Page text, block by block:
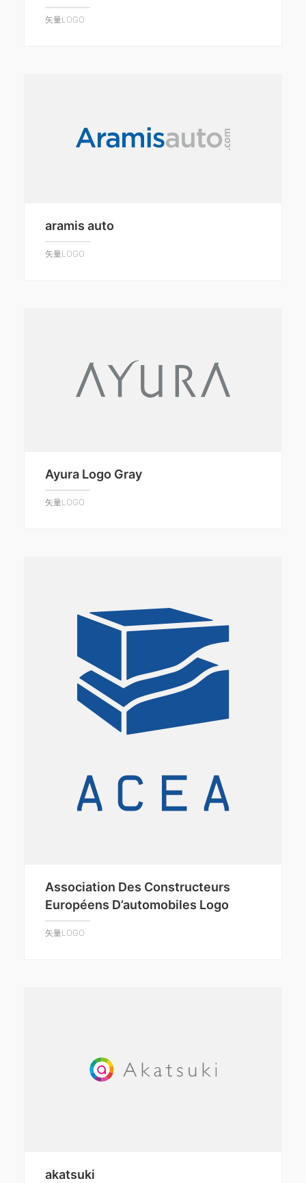
矢量LOGO
aramis auto
矢量LOGO
Ayura Logo Gray
矢量LOGO
Association Des Constructeurs
Européens D’automobiles Logo
矢量LOGO
akatsuki